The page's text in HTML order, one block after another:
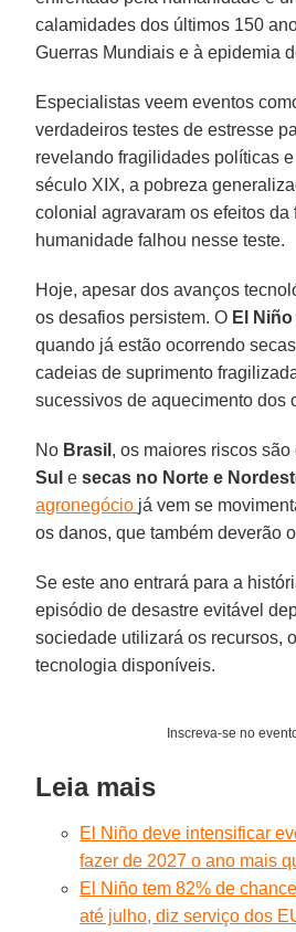
calamidades dos últimos 150
Guerras Mundiais e à epidemia
Especialistas veem eventos
verdadeiros testes de estresse
revelando fragilidades políticas
século XIX, a pobreza
colonial agravaram os efeitos da
humanidade falhou nesse teste.
Hoje, apesar dos avanços
os desafios persistem. O El Niño
quando já estão ocorrendo
cadeias de suprimento
sucessivos de aquecimento dos
No Brasil , os maiores riscos
Sul esecas no Norte e
agronegócio já vem se
os danos, que também deverão
Se este ano entrará para a
episódio de desastre evitável
sociedade utilizará os recursos,
tecnologia disponíveis.
Inscreva-se no
Leia mais
El Niño deve intensificar
fazer de 2027 o ano mais
El Niño tem 82% de
até julho, diz serviço dos